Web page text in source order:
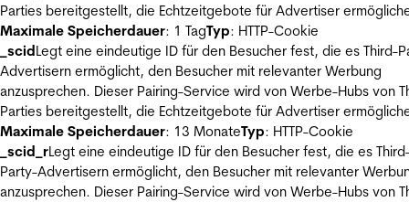
Parties bereitgestellt, die Echtzeitgebote für Advertiser
Maximale Speicherdauer: 1 TagTyp: HTTP-Cookie
_scidLegt eine eindeutige ID für den Besucher fest, die es Third-
Advertisern ermöglicht, den Besucher mit relevanter Werbung
anzusprechen. Dieser Pairing-Service wird von Werbe-Hubs von
Parties bereitgestellt, die Echtzeitgebote für Advertiser
Maximale Speicherdauer: 13 MonateTyp: HTTP-Cookie
_scid_rLegt eine eindeutige ID für den Besucher fest, die es
Party-Advertisern ermöglicht, den Besucher mit relevanter
anzusprechen. Dieser Pairing-Service wird von Werbe-Hubs von